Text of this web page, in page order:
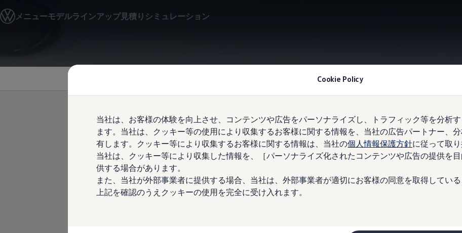
Cookie Policy
当社は、お客様の体験を向上させ、コンテンツや広告をパーソナライズし、トラフィック等を分析
ます。当社は、クッキー等の使用により収集するお客様に関する情報を、当社の広告パートナー、
有します。クッキー等により収集するお客様に関する情報は、当社の個人情報保護方針に従って取り
当社は、クッキー等により収集した情報を、［パーソナライズ化されたコンテンツや広告の提供を
供する場合があります。
また、当社が外部事業者に提供する場合、当社は、外部事業者が適切にお客様の同意を取得している
上記を確認のうえクッキーの使用を完全に受け入れます。
main
to
メニューモデルラインアップ見積りシミュレーション
モデル＆見積りシミュレーション
デジタルカタログ
Tiguan
フォルクスワーゲンマガジン
キャンペーン/イベント
Information
ID.サービス
ID.サービスの概要と利用資格